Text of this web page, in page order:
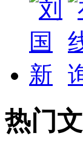
热门